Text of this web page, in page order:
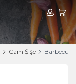
Hesabım
Cam Şişe Barbecue